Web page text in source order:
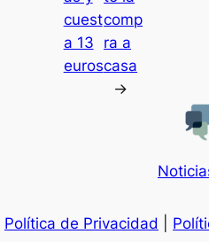
cuest
a 13
euros
comp
ra a
casa
→
Política de Privacidad